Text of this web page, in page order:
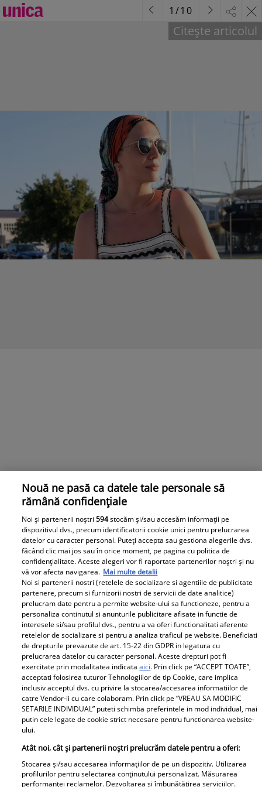
Adela Popescu, după vacanța în Croația fără copii:
„Sper să devină tradiție” / Video
Adela Popescu și Radu Vâlcan au plecat într-o vacanță
de o săptămână fără copii. Cei doi au ales să petreacă
șapte zile în Croația, împreună cu Irina și Răzvan Fodor.
Dacă la început îi părea rău că și-a lăsat băieții acasă,
actrița a realizat că acest concediu doar cu soțul ei le-a
priit.
Citește articolul
1 /10
Parteneri
Tânărul din poză e azi
„Am cancer la sân. Am
Nouă ne pasă ca datele tale personale să
rămână confidențiale
Noi și partenerii noștri594stocăm și/sau accesăm informații pe
dispozitivul dvs., precum identificatorii cookie unici pentru prelucrarea
datelor cu caracter personal. Puteți accepta sau gestiona alegerile dvs.
făcând clic mai jos sau în orice moment, pe pagina cu politica de
confidențialitate. Aceste alegeri vor fi raportate partenerilor noștri și nu
vă vor afecta navigarea. Mai multe detalii
Noi si partenerii nostri (retelele de socializare si agentiile de publicitate
partenere, precum si furnizorii nostri de servicii de date analitice)
prelucram date pentru a permite website-ului sa functioneze, pentru a
personaliza continutul si anunturile publicitare afisate in functie de
interesele si/sau profilul dvs., pentru a va oferi functionalitati aferente
retelelor de socializare si pentru a analiza traficul pe website. Beneficiati
de drepturile prevazute de art. 15-22 din GDPR in legatura cu
prelucrarea datelor cu caracter personal. Aceste drepturi pot fi
exercitate prin modalitatea indicataaici. Prin click pe “ACCEPT TOATE”,
acceptati folosirea tuturor Tehnologiilor de tip Cookie, care implica
inclusiv acceptul dvs. cu privire la stocarea/accesarea informatiilor de
catre Vendor-ii cu care colaboram. Prin click pe “VREAU SA MODIFIC
SETARILE INDIVIDUAL” puteti schimba preferintele in mod individual, mai
putin cele legate de cookie strict necesare pentru functionarea website-
ului.
Atât noi, cât și partenerii noștri prelucrăm datele pentru a oferi:
Stocarea și/sau accesarea informațiilor de pe un dispozitiv. Utilizarea
profilurilor pentru selectarea conținutului personalizat. Măsurarea
performanței reclamelor. Dezvoltarea și îmbunătățirea serviciilor.